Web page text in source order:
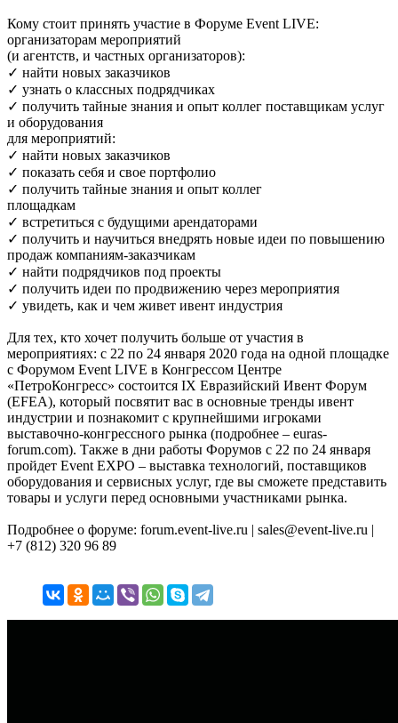
Кому стоит принять участие в Форуме Event LIVE:
организаторам мероприятий
(и агентств, и частных организаторов):
✓ найти новых заказчиков
✓ узнать о классных подрядчиках
✓ получить тайные знания и опыт коллег поставщикам услуг
и оборудования
для мероприятий:
✓ найти новых заказчиков
✓ показать себя и свое портфолио
✓ получить тайные знания и опыт коллег
площадкам
✓ встретиться с будущими арендаторами
✓ получить и научиться внедрять новые идеи по повышению
продаж компаниям-заказчикам
✓ найти подрядчиков под проекты
✓ получить идеи по продвижению через мероприятия
✓ увидеть, как и чем живет ивент индустрия
Для тех, кто хочет получить больше от участия в
мероприятиях: c 22 по 24 января 2020 года на одной площадке
с Форумом Event LIVE в Конгрессом Центре
«ПетроКонгресс» состоится IХ Евразийский Ивент Форум
(EFEA), который посвятит вас в основные тренды ивент
индустрии и познакомит с крупнейшими игроками
выставочно-конгрессного рынка (подробнее – euras-
forum.com). Также в дни работы Форумов с 22 по 24 января
пройдет Event EXPO – выставка технологий, поставщиков
оборудования и сервисных услуг, где вы сможете представить
товары и услуги перед основными участниками рынка.
Подробнее о форуме: forum.event-live.ru | sales@event-live.ru |
+7 (812) 320 96 89